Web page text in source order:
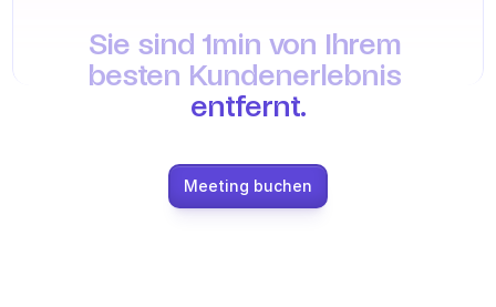
C2C Plattform
E-Commerce
Fintech
Sie sind 1min von Ihrem
besten Kundenerlebnis
entfernt.
Meeting buchen